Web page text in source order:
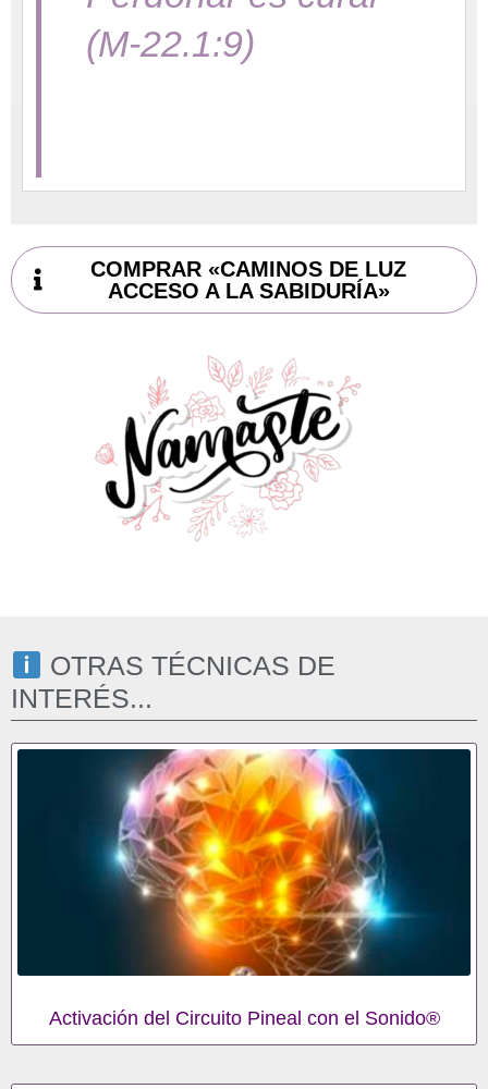
(M-22.1:9)
COMPRAR «CAMINOS DE LUZ
ACCESO A LA SABIDURÍA»
OTRAS TÉCNICAS DE
INTERÉS...
Activación del Circuito Pineal con el Sonido®